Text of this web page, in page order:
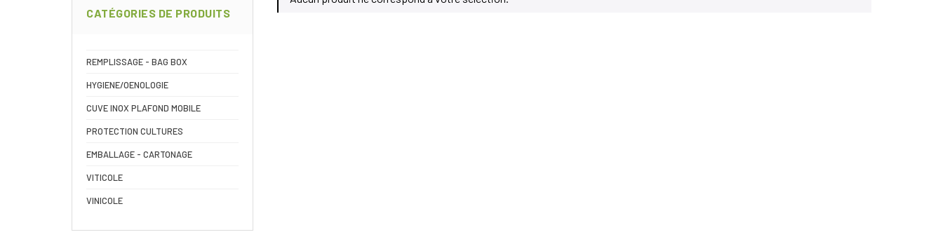
CATÉGORIES DE PRODUITS
REMPLISSAGE - BAG BOX
HYGIENE/OENOLOGIE
CUVE INOX PLAFOND MOBILE
PROTECTION CULTURES
EMBALLAGE - CARTONAGE
VITICOLE
VINICOLE